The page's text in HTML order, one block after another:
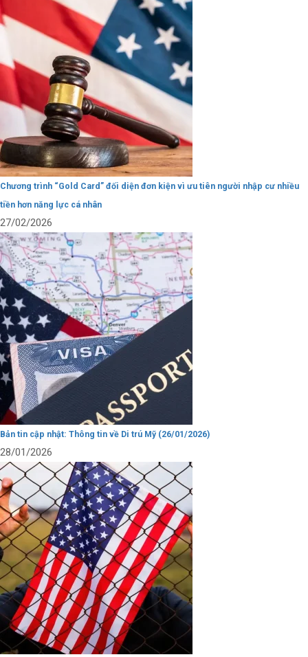
Chương trình “Gold Card” đối diện đơn kiện vì ưu tiên người nhập cư nhiều
tiền hơn năng lực cá nhân
27/02/2026
Bản tin cập nhật: Thông tin về Di trú Mỹ (26/01/2026)
28/01/2026